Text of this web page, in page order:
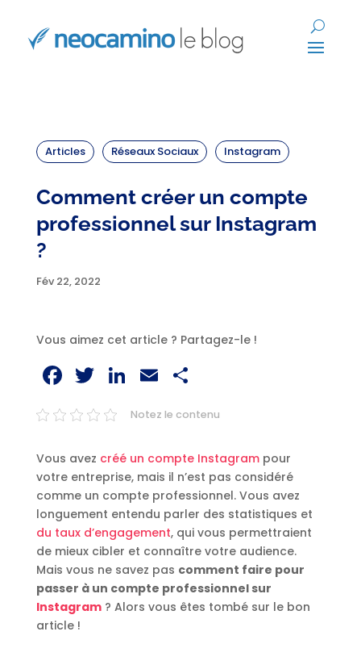
Articles Réseaux Sociaux Instagram
Comment créer un compte
professionnel sur Instagram
?
Fév 22, 2022
Vous aimez cet article ? Partagez-le !
Facebook
Twitter
LinkedIn
Email
Notez le contenu
Vous avez créé un compte Instagrampour
votre entreprise, mais il n’est pas considéré
comme un compte professionnel. Vous avez
longuement entendu parler des statistiques et
du taux d’engagement, qui vous permettraient
de mieux cibler et connaître votre audience.
Mais vous ne savez pas comment faire pour
passer à un compte professionnel sur
Instagram? Alors vous êtes tombé sur le bon
article !